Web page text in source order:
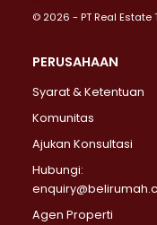
Properti Dijual di
Properti Dijual di
Properti Dijual di
Properti Dijual di
Properti Dijual di
Properti Dijual di
Properti Dijual di
© 2026 - PT Real Estate
PERUSAHAAN
Syarat & Ketentuan
Komunitas
Ajukan Konsultasi
Hubungi:
Agen Properti